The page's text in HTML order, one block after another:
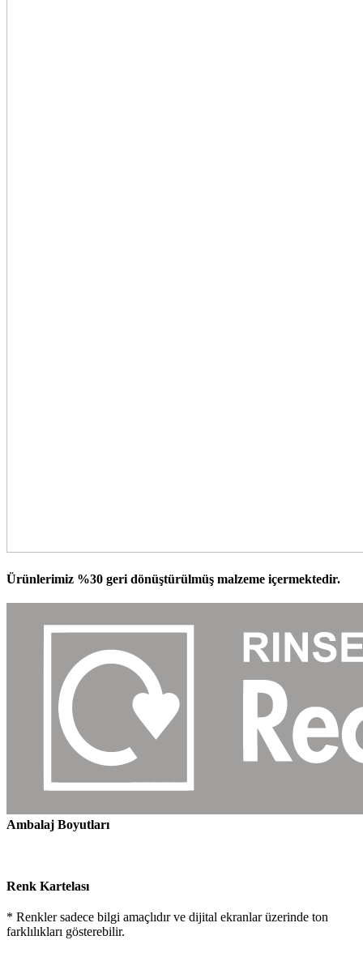
Ürünlerimiz %30 geri dönüştürülmüş malzeme içermektedir.
Ambalaj Boyutları
Renk Kartelası
* Renkler sadece bilgi amaçlıdır ve dijital ekranlar üzerinde ton
farklılıkları gösterebilir.